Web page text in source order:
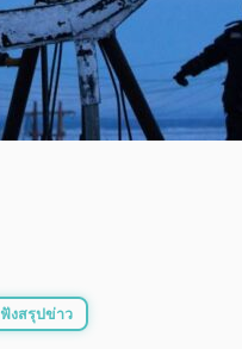
ฟังสรุปข่าว